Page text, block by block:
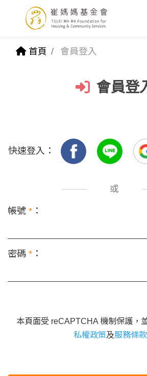
首頁 會員登入
會員登
快速登入：
或
帳號 * ：
密碼 * ：
本頁面受 reCAPTCHA 機制保護，
私權政策及服務條款